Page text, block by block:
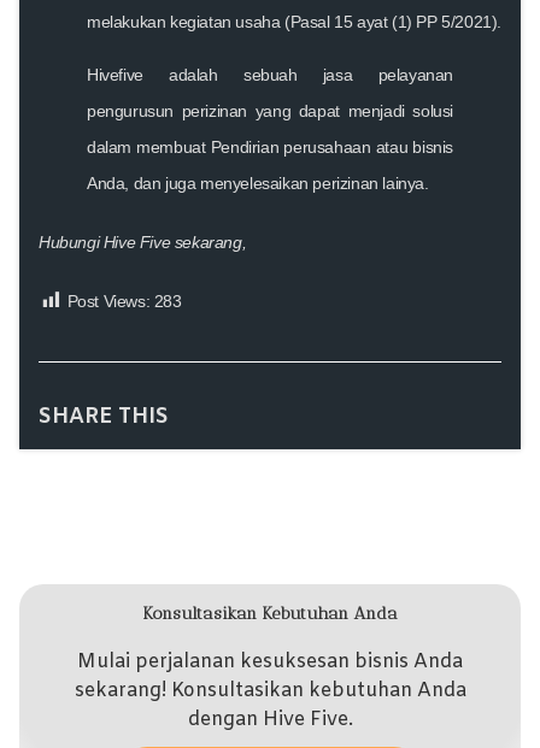
melakukan kegiatan usaha (Pasal 15 ayat (1) PP 5/2021).
Hivefive adalah sebuah jasa pelayanan
pengurusun perizinan yang dapat menjadi solusi
dalam membuat Pendirian perusahaan atau bisnis
Anda, dan juga menyelesaikan perizinan lainya.
Hubungi Hive Fivesekarang,
Post Views: 283
SHARE THIS
Konsultasikan Kebutuhan Anda
Mulai perjalanan kesuksesan bisnis Anda
sekarang! Konsultasikan kebutuhan Anda
dengan Hive Five.